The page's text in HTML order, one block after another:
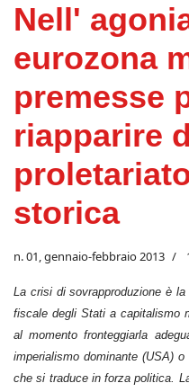
Nell'
eurozona
premesse
riapparire
storica
n. 01, gennaio-febbraio 2013
La crisi di sovrapproduzione è
fiscale degli Stati a capitalismo
al momento fronteggiarla
imperialismo dominante (USA)
che si traduce in forza politica.